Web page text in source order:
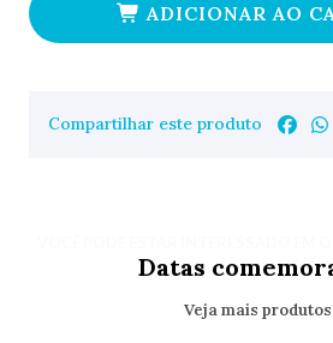
ADICIONAR AO
Compartilhar este produto
Datas
Veja mais produtos